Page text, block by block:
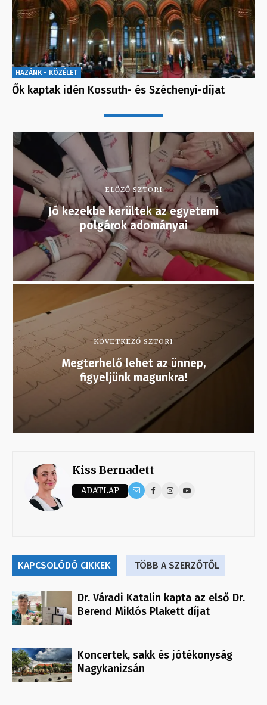
HAZÁNK - KÖZÉLET
Ők kaptak idén Kossuth- és Széchenyi-díjat
ELŐZŐ SZTORI
Jó kezekbe kerültek az egyetemi
polgárok adományai
KÖVETKEZŐ SZTORI
Megterhelő lehet az ünnep,
figyeljünk magunkra!
Kiss Bernadett
ADATLAP
KAPCSOLÓDÓ CIKKEK TÖBB A SZERZŐTŐL
Dr. Váradi Katalin kapta az első Dr.
Berend Miklós Plakett díjat
Koncertek, sakk és jótékonyság
Nagykanizsán